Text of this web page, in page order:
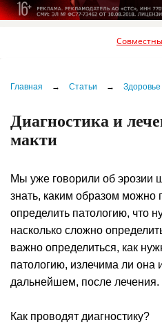
Главная → Статьи → Здоровье
Диагностика и
макти
Мы уже говорили об эрозии
знать, каким образом можно
определить патологию, что
насколько сложно
важно определиться, как
патологию, излечима ли она
дальнейшем, после лечения.
Как проводят диагностику?